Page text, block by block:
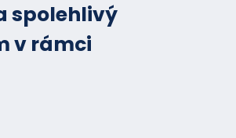
spolehlivý
v rámci